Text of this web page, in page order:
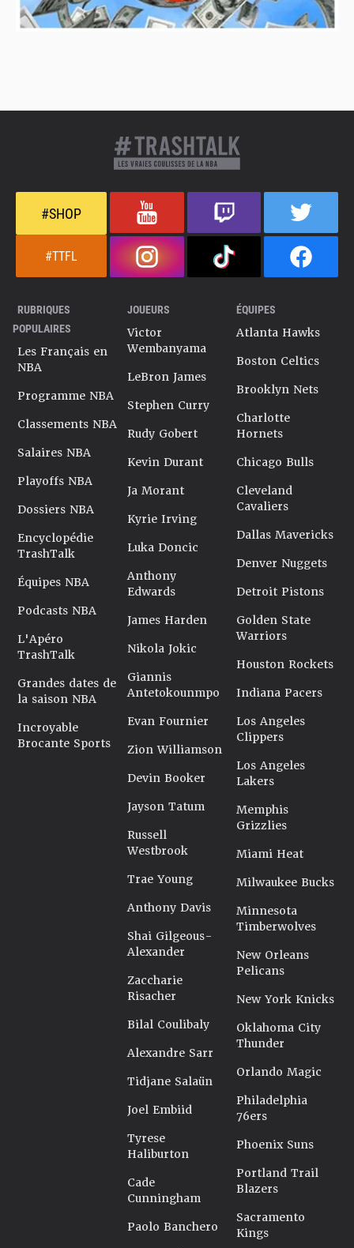
#SHOP
#TTFL
RUBRIQUES
POPULAIRES
Les Français en
NBA
Programme NBA
Classements NBA
Salaires NBA
Playoffs NBA
Dossiers NBA
Encyclopédie
TrashTalk
Équipes NBA
Podcasts NBA
L'Apéro
TrashTalk
Grandes dates de
la saison NBA
Incroyable
Brocante Sports
JOUEURS
Victor
Wembanyama
LeBron James
Stephen Curry
Rudy Gobert
Kevin Durant
Ja Morant
Kyrie Irving
Luka Doncic
Anthony
Edwards
James Harden
Nikola Jokic
Giannis
Antetokounmpo
Evan Fournier
Zion Williamson
Devin Booker
Jayson Tatum
Russell
Westbrook
Trae Young
Anthony Davis
Shai Gilgeous-
Alexander
Zaccharie
Risacher
Bilal Coulibaly
Alexandre Sarr
Tidjane Salaün
Joel Embiid
Tyrese
Haliburton
Cade
Cunningham
Paolo Banchero
ÉQUIPES
Atlanta Hawks
Boston Celtics
Brooklyn Nets
Charlotte
Hornets
Chicago Bulls
Cleveland
Cavaliers
Dallas Mavericks
Denver Nuggets
Detroit Pistons
Golden State
Warriors
Houston Rockets
Indiana Pacers
Los Angeles
Clippers
Los Angeles
Lakers
Memphis
Grizzlies
Miami Heat
Milwaukee Bucks
Minnesota
Timberwolves
New Orleans
Pelicans
New York Knicks
Oklahoma City
Thunder
Orlando Magic
Philadelphia
76ers
Phoenix Suns
Portland Trail
Blazers
Sacramento
Kings